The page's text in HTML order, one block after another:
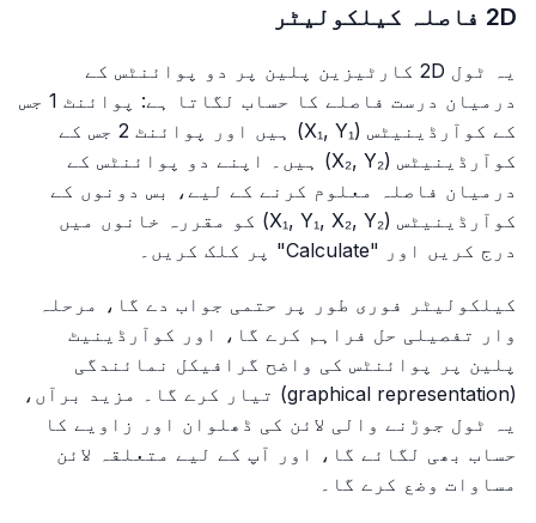
2D فاصلہ کیلکولیٹر
یہ ٹول 2D کارٹیزین پلین پر دو پوائنٹس کے
درمیان درست فاصلے کا حساب لگاتا ہے: پوائنٹ 1 جس
کے کوآرڈینیٹس (X₁, Y₁) ہیں اور پوائنٹ 2 جس کے
کوآرڈینیٹس (X₂, Y₂) ہیں۔ اپنے دو پوائنٹس کے
درمیان فاصلہ معلوم کرنے کے لیے، بس دونوں کے
کوآرڈینیٹس (X₁, Y₁, X₂, Y₂) کو مقررہ خانوں میں
درج کریں اور "Calculate" پر کلک کریں۔
کیلکولیٹر فوری طور پر حتمی جواب دے گا، مرحلہ
وار تفصیلی حل فراہم کرے گا، اور کوآرڈینیٹ
پلین پر پوائنٹس کی واضح گرافیکل نمائندگی
(graphical representation) تیار کرے گا۔ مزید برآں،
یہ ٹول جوڑنے والی لائن کی ڈھلوان اور زاویے کا
حساب بھی لگائے گا، اور آپ کے لیے متعلقہ لائن
مساوات وضع کرے گا۔